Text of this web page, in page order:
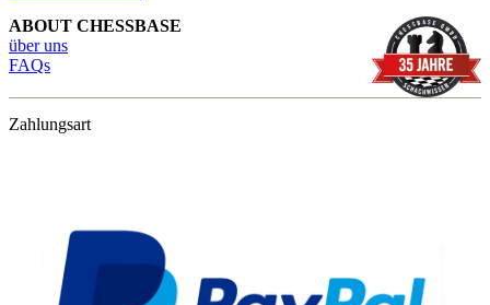
ABOUT CHESSBASE
über uns
FAQs
Zahlungsart